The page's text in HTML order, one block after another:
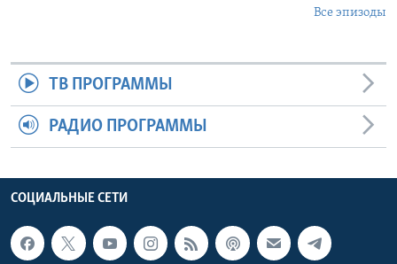
Все эпизоды
ТВ ПРОГРАММЫ
РАДИО ПРОГРАММЫ
СОЦИАЛЬНЫЕ СЕТИ